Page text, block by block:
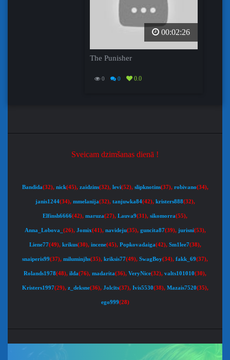
00:02:26
The Punisher
0 0 0.0
Sveicam dzimšanas dienā !
Bandida(32), nick(45), zaidzins(32), levi(52), slipknotins(37), robivano(34),
janis1244(34), mmelanija(32), tanjuwka84(42), kristers888(32),
Elfinsh6666(42), maruza(27), Lauva9(31), sikomorra(55),
Anna_Lobova_ (26), Jomix(41), navideju(35), guncita87(39), jurisni(53),
Liene77(49), krikus(30), incene(45), Popkovadaiga(42), Sm1lee7(38),
snaiperis99(37), miluminjhs(35), kriksis77(49), SwagBoy(34), fakk_69(37),
Rolands1978(48), ilda(76), madarita(36), VeryNice(32), valts101010(30),
Kristers1997(29), z_deksne(36), Jolcīts(37), Ivis5530(38), Mazais7520(35),
ego999(28)